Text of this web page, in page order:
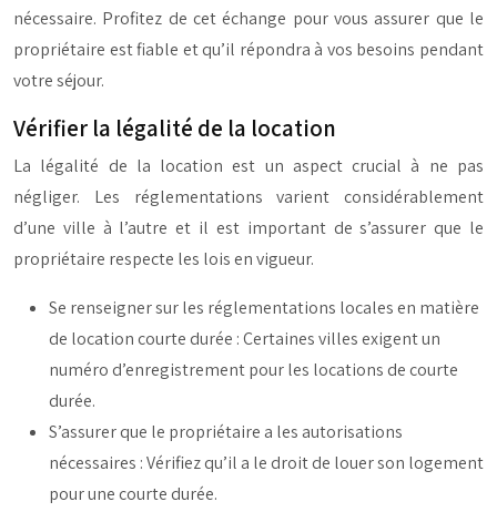
nécessaire. Profitez de cet échange pour vous assurer que le
propriétaire est fiable et qu’il répondra à vos besoins pendant
votre séjour.
Vérifier la légalité de la location
La légalité de la location est un aspect crucial à ne pas
négliger. Les réglementations varient considérablement
d’une ville à l’autre et il est important de s’assurer que le
propriétaire respecte les lois en vigueur.
Se renseigner sur les réglementations locales en matière
de location courte durée : Certaines villes exigent un
numéro d’enregistrement pour les locations de courte
durée.
S’assurer que le propriétaire a les autorisations
nécessaires : Vérifiez qu’il a le droit de louer son logement
pour une courte durée.